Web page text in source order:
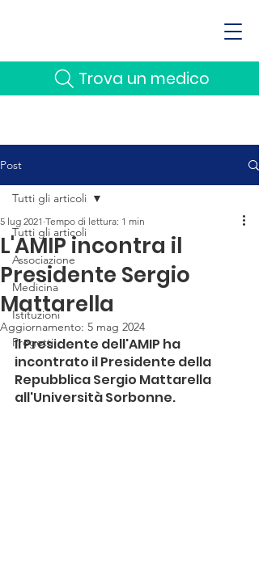
Trova un medico
Post
Tutti gli articoli
Associazione
Medicina
Istituzioni
Progetti
Tutti gli articoli
L'AMIP incontra il
Presidente Sergio
Mattarella
5 lug 2021 Tempo di lettura: 1 min
Aggiornamento: 5 mag 2024
Il Presidente dell'AMIP ha
incontrato il Presidente della
Repubblica Sergio Mattarella
all'Università Sorbonne.